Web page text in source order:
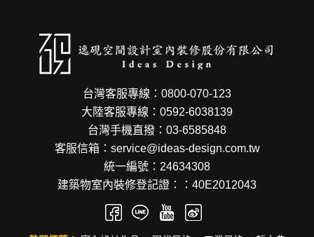
台灣客服專線：0800-070-123
大陸客服專線：0592-6038139
台灣手機直撥：03-6585848
客服信箱：service@ideas-design.com.tw
統一編號：24634308
建築物室內裝修登記證：：40E2012043